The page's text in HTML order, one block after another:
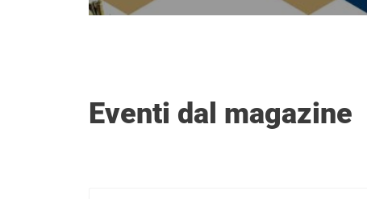
Eventi dal magazine